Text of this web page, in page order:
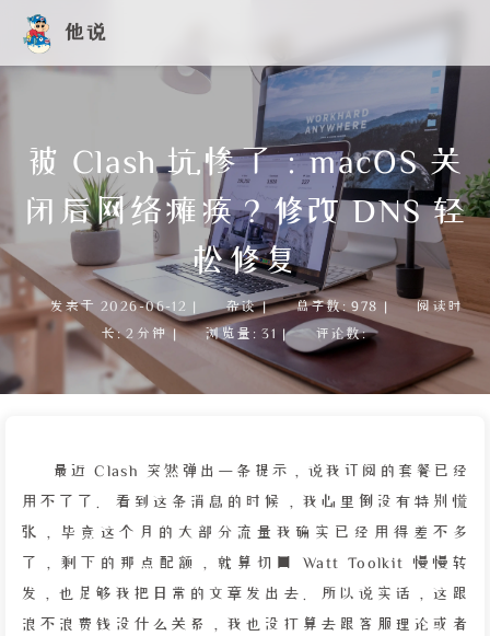
他说
被 Clash 坑惨了：macOS 关
闭后网络瘫痪？修改 DNS 轻
松修复
发表于 2026-06-12 | 杂谈 | 总字数: 978 |
阅读时
长: 2分钟 | 浏览量: 31 | 评论数:
最近 Clash 突然弹出一条提示，说我订阅的套餐已经
用不了了。看到这条消息的时候，我心里倒没有特别慌
张，毕竟这个月的大部分流量我确实已经用得差不多
了，剩下的那点配额，就算切回 Watt Toolkit 慢慢转
发，也足够我把日常的文章发出去。所以说实话，这跟
浪不浪费钱没什么关系，我也没打算去跟客服理论或者